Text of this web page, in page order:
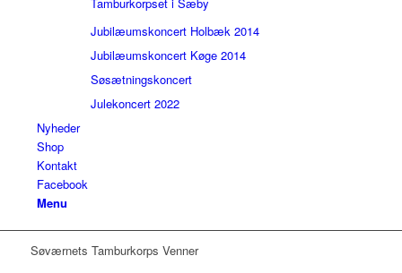
Jubilæumskoncert Holbæk 2014
Jubilæumskoncert Køge 2014
Søsætningskoncert
Julekoncert 2022
Nyheder
Shop
Kontakt
Facebook
Menu
Søværnets Tamburkorps Venner